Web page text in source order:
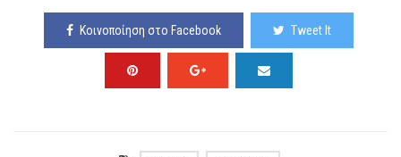
Κοινοποίηση στο Facebook Tweet It